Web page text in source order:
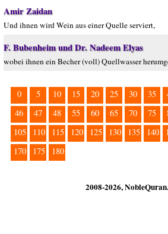
Amir Zaidan
Und ihnen wird Wein aus einer Quelle serviert,
F. Bubenheim und Dr. Nadeem Elyas
wobei ihnen ein Becher (voll) Quellwasser
0 5 10 15 20 25 30 35
46 47 48 55 60 65 70 75
105
110 115 120 125 130 135 140
170
175 180
2008-2026,